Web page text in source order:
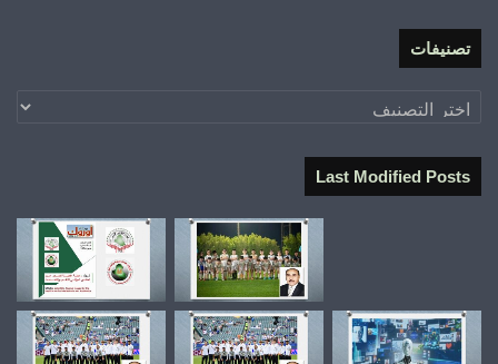
تصنيفات
تصنيفات
Last Modified Posts